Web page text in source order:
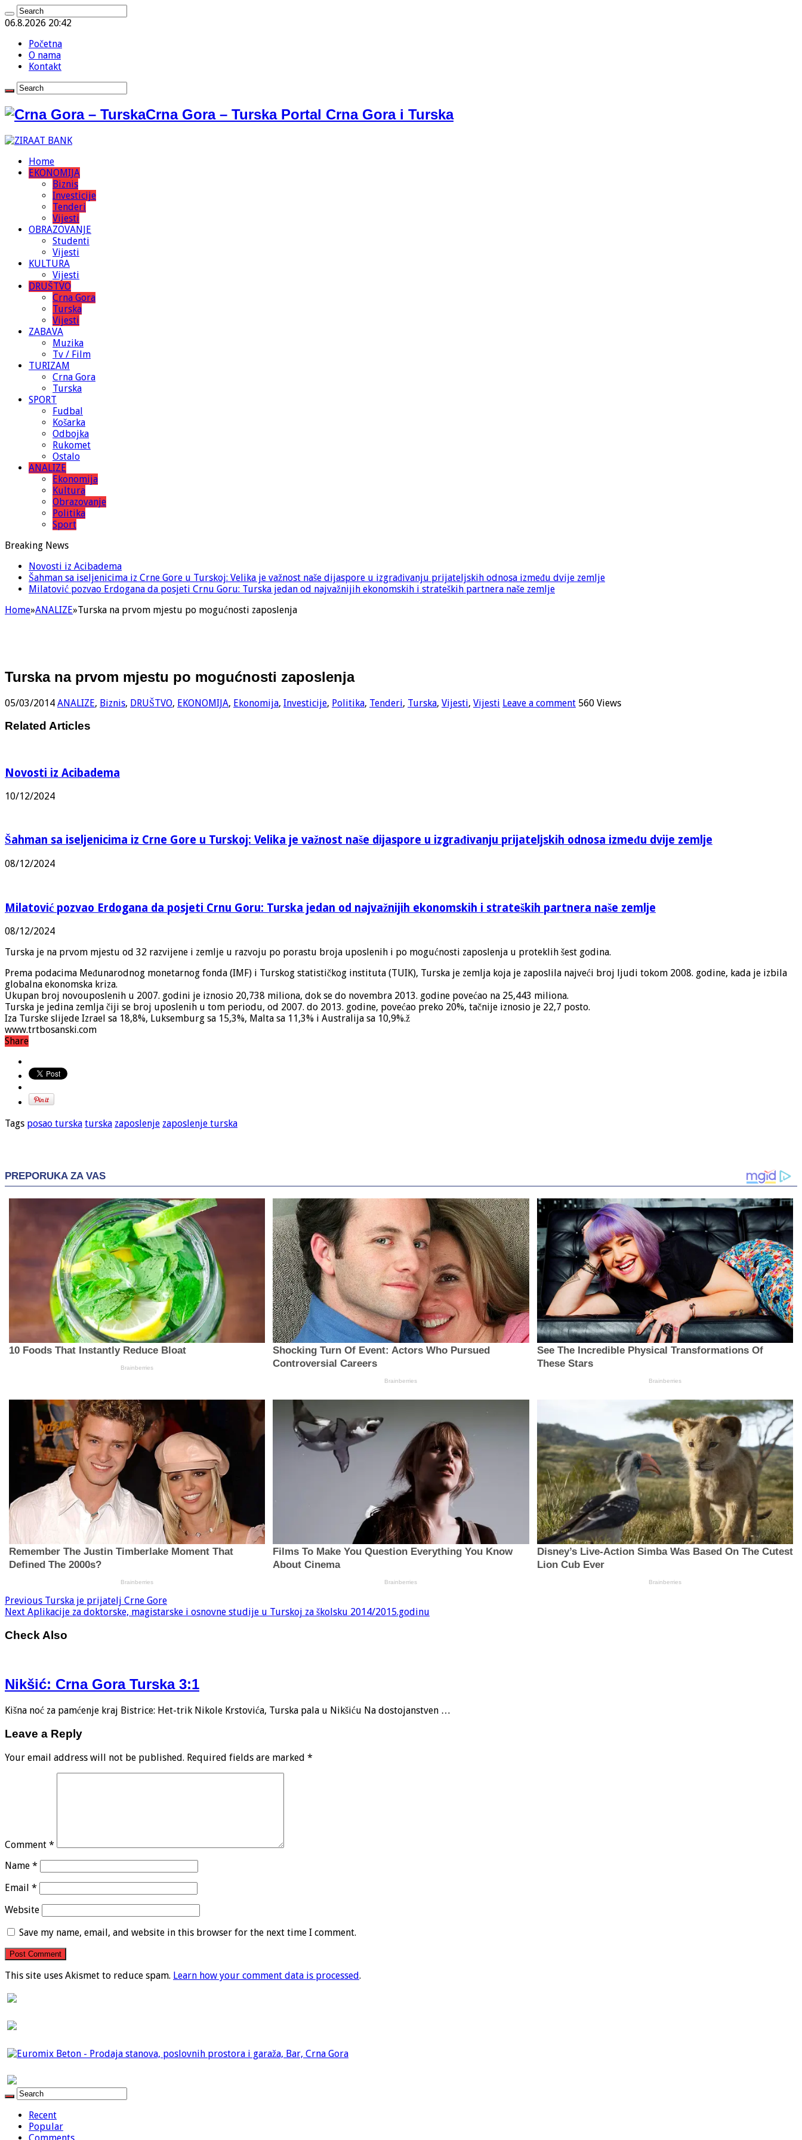
06.8.2026 20:42
Početna
O nama
Kontakt
Crna Gora – Turska Portal Crna Gora i Turska
Home
EKONOMIJA
Biznis
Investicije
Tenderi
Vijesti
OBRAZOVANJE
Studenti
Vijesti
KULTURA
Vijesti
DRUŠTVO
Crna Gora
Turska
Vijesti
ZABAVA
Muzika
Tv / Film
TURIZAM
Crna Gora
Turska
SPORT
Fudbal
Košarka
Odbojka
Rukomet
Ostalo
ANALIZE
Ekonomija
Kultura
Obrazovanje
Politika
Sport
Breaking News
Novosti iz Acibadema
Šahman sa iseljenicima iz Crne Gore u Turskoj: Velika je važnost naše dijaspore u izgrađivanju prijateljskih odnosa između dvije zemlje
Milatović pozvao Erdogana da posjeti Crnu Goru: Turska jedan od najvažnijih ekonomskih i strateških partnera naše zemlje
Home»ANALIZE»Turska na prvom mjestu po mogućnosti zaposlenja
Turska na prvom mjestu po mogućnosti zaposlenja
05/03/2014 ANALIZE, Biznis, DRUŠTVO, EKONOMIJA, Ekonomija, Investicije, Politika, Tenderi, Turska, Vijesti, Vijesti Leave a comment 560 Views
Related Articles
Novosti iz Acibadema
10/12/2024
Šahman sa iseljenicima iz Crne Gore u Turskoj: Velika je važnost naše dijaspore u izgrađivanju prijateljskih odnosa između dvije zemlje
08/12/2024
Milatović pozvao Erdogana da posjeti Crnu Goru: Turska jedan od najvažnijih ekonomskih i strateških partnera naše zemlje
08/12/2024
Turska je na prvom mjestu od 32 razvijene i zemlje u razvoju po porastu broja uposlenih i po mogućnosti zaposlenja u proteklih šest godina.
Prema podacima Međunarodnog monetarnog fonda (IMF) i Turskog statističkog instituta (TUIK), Turska je zemlja koja je zaposlila najveći broj ljudi tokom 2008. godine, kada je izbila
globalna ekonomska kriza.
Ukupan broj novouposlenih u 2007. godini je iznosio 20,738 miliona, dok se do novembra 2013. godine povećao na 25,443 miliona.
Turska je jedina zemlja čiji se broj uposlenih u tom periodu, od 2007. do 2013. godine, povećao preko 20%, tačnije iznosio je 22,7 posto.
Iza Turske slijede Izrael sa 18,8%, Luksemburg sa 15,3%, Malta sa 11,3% i Australija sa 10,9%.ž
www.trtbosanski.com
Share
Tags posao turska turska zaposlenje zaposlenje turska
Previous Turska je prijatelj Crne Gore
Next Aplikacije za doktorske, magistarske i osnovne studije u Turskoj za školsku 2014/2015.godinu
Check Also
Nikšić: Crna Gora Turska 3:1
Kišna noć za pamćenje kraj Bistrice: Het-trik Nikole Krstovića, Turska pala u Nikšiću Na dostojanstven …
Leave a Reply
Your email address will not be published. Required fields are marked *
Comment *
Name *
Email *
Website
Save my name, email, and website in this browser for the next time I comment.
This site uses Akismet to reduce spam. Learn how your comment data is processed.
Recent
Popular